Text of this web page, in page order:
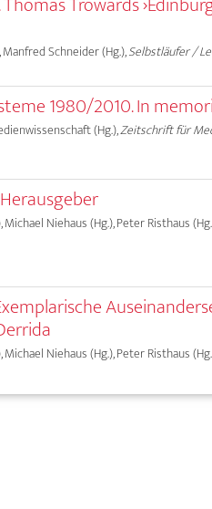
Schneider (Hg.),Selbstläufer /
1980/2010. In
(Hg.),Zeitschrift für
Michael Niehaus (Hg.), Peter Risthaus
Michael Niehaus (Hg.), Peter Risthaus